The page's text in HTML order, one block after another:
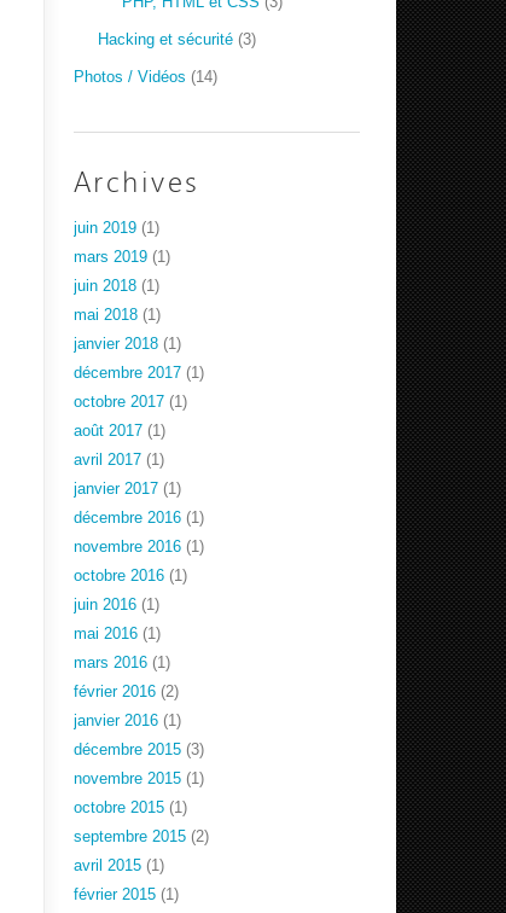
Hacking et sécurité (3)
Photos / Vidéos (14)
Archives
juin 2019 (1)
mars 2019 (1)
juin 2018 (1)
mai 2018 (1)
janvier 2018 (1)
décembre 2017 (1)
octobre 2017 (1)
août 2017 (1)
avril 2017 (1)
janvier 2017 (1)
décembre 2016 (1)
novembre 2016 (1)
octobre 2016 (1)
juin 2016 (1)
mai 2016 (1)
mars 2016 (1)
février 2016 (2)
janvier 2016 (1)
décembre 2015 (3)
novembre 2015 (1)
octobre 2015 (1)
septembre 2015 (2)
avril 2015 (1)
février 2015 (1)